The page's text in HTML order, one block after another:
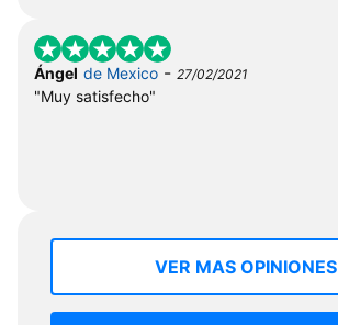
Ángel de Mexico - 27/02/2021
"Muy satisfecho"
VER MAS OPINIONES